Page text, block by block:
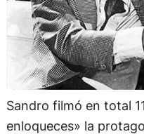
Sandro filmó en total
enloqueces» la